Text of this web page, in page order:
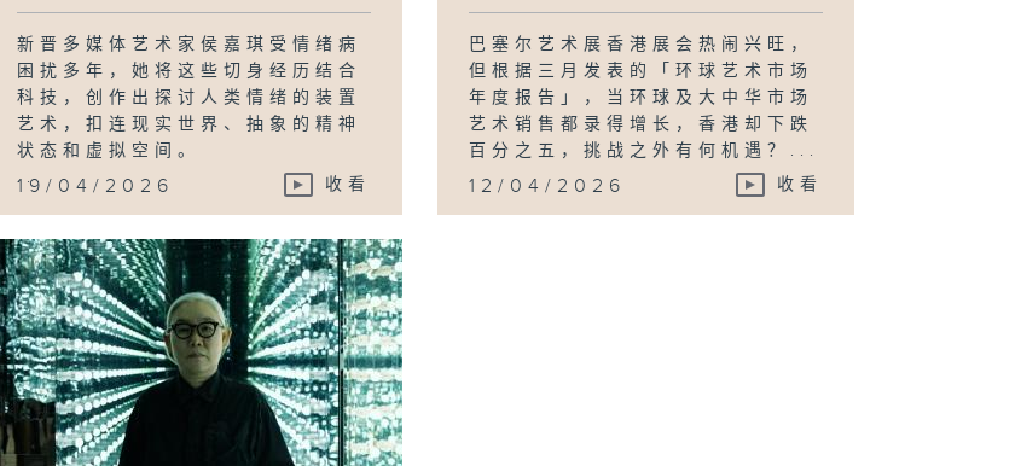
新晋多媒体艺术家侯嘉琪受情绪病
困扰多年，她将这些切身经历结合
科技，创作出探讨人类情绪的装置
艺术，扣连现实世界、抽象的精神
状态和虚拟空间。
...
19/04/2026 收看
巴塞尔艺术展香港展会热闹兴旺，
但根据三月发表的「环球艺术市场
年度报告」，当环球及大中华市场
艺术销售都录得增长，香港却下跌
百分之五，挑战之外有何机遇？...
12/04/2026 收看